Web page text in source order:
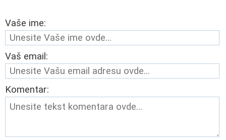
Vaše ime:
Vaš email:
Komentar: